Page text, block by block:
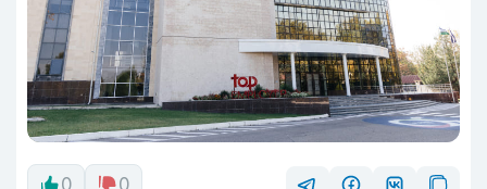
0 0